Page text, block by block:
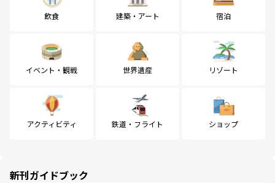
飲食 建築・アート 宿泊
イベント・観戦 世界遺産 リゾート
アクティビティ 鉄道・フライト ショップ
新刊ガイドブック